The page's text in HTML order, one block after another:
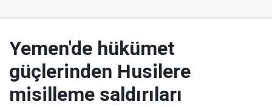
Yemen'de hükümet
güçlerinden Husilere
misilleme saldırıları